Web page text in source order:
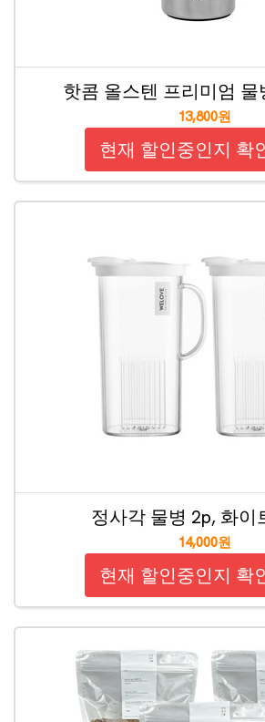
핫콤 올스텐 프리미엄 물
13,800원
현재 할인중인지 확
정사각 물병 2p, 화이
14,000원
현재 할인중인지 확